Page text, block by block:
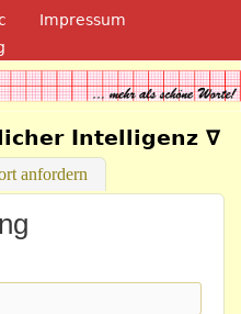
Impressum
Intelligenz ∇
anfordern